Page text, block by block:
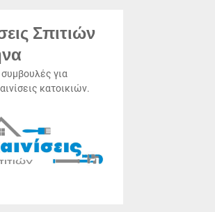
Σπιτιών
για
κατοικιών.